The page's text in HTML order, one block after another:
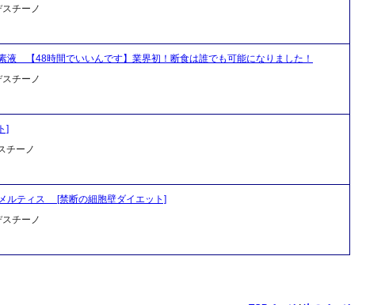
チーノ
【48時間でいいんです】業界初！断食は誰でも可能になりました！
チーノ
]
チーノ
ルティス [禁断の細胞壁ダイエット]
チーノ